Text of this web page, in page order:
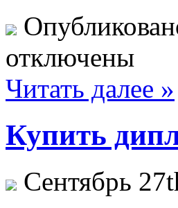
отключены
Читать далее »
Купить
Сентябрь